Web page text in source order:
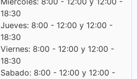
18:30
Jueves: 8:00 - 12:00 y 12:00 -
18:30
Viernes: 8:00 - 12:00 y 12:00 -
18:30
Sabado: 8:00 - 12:00 y 12:00 -